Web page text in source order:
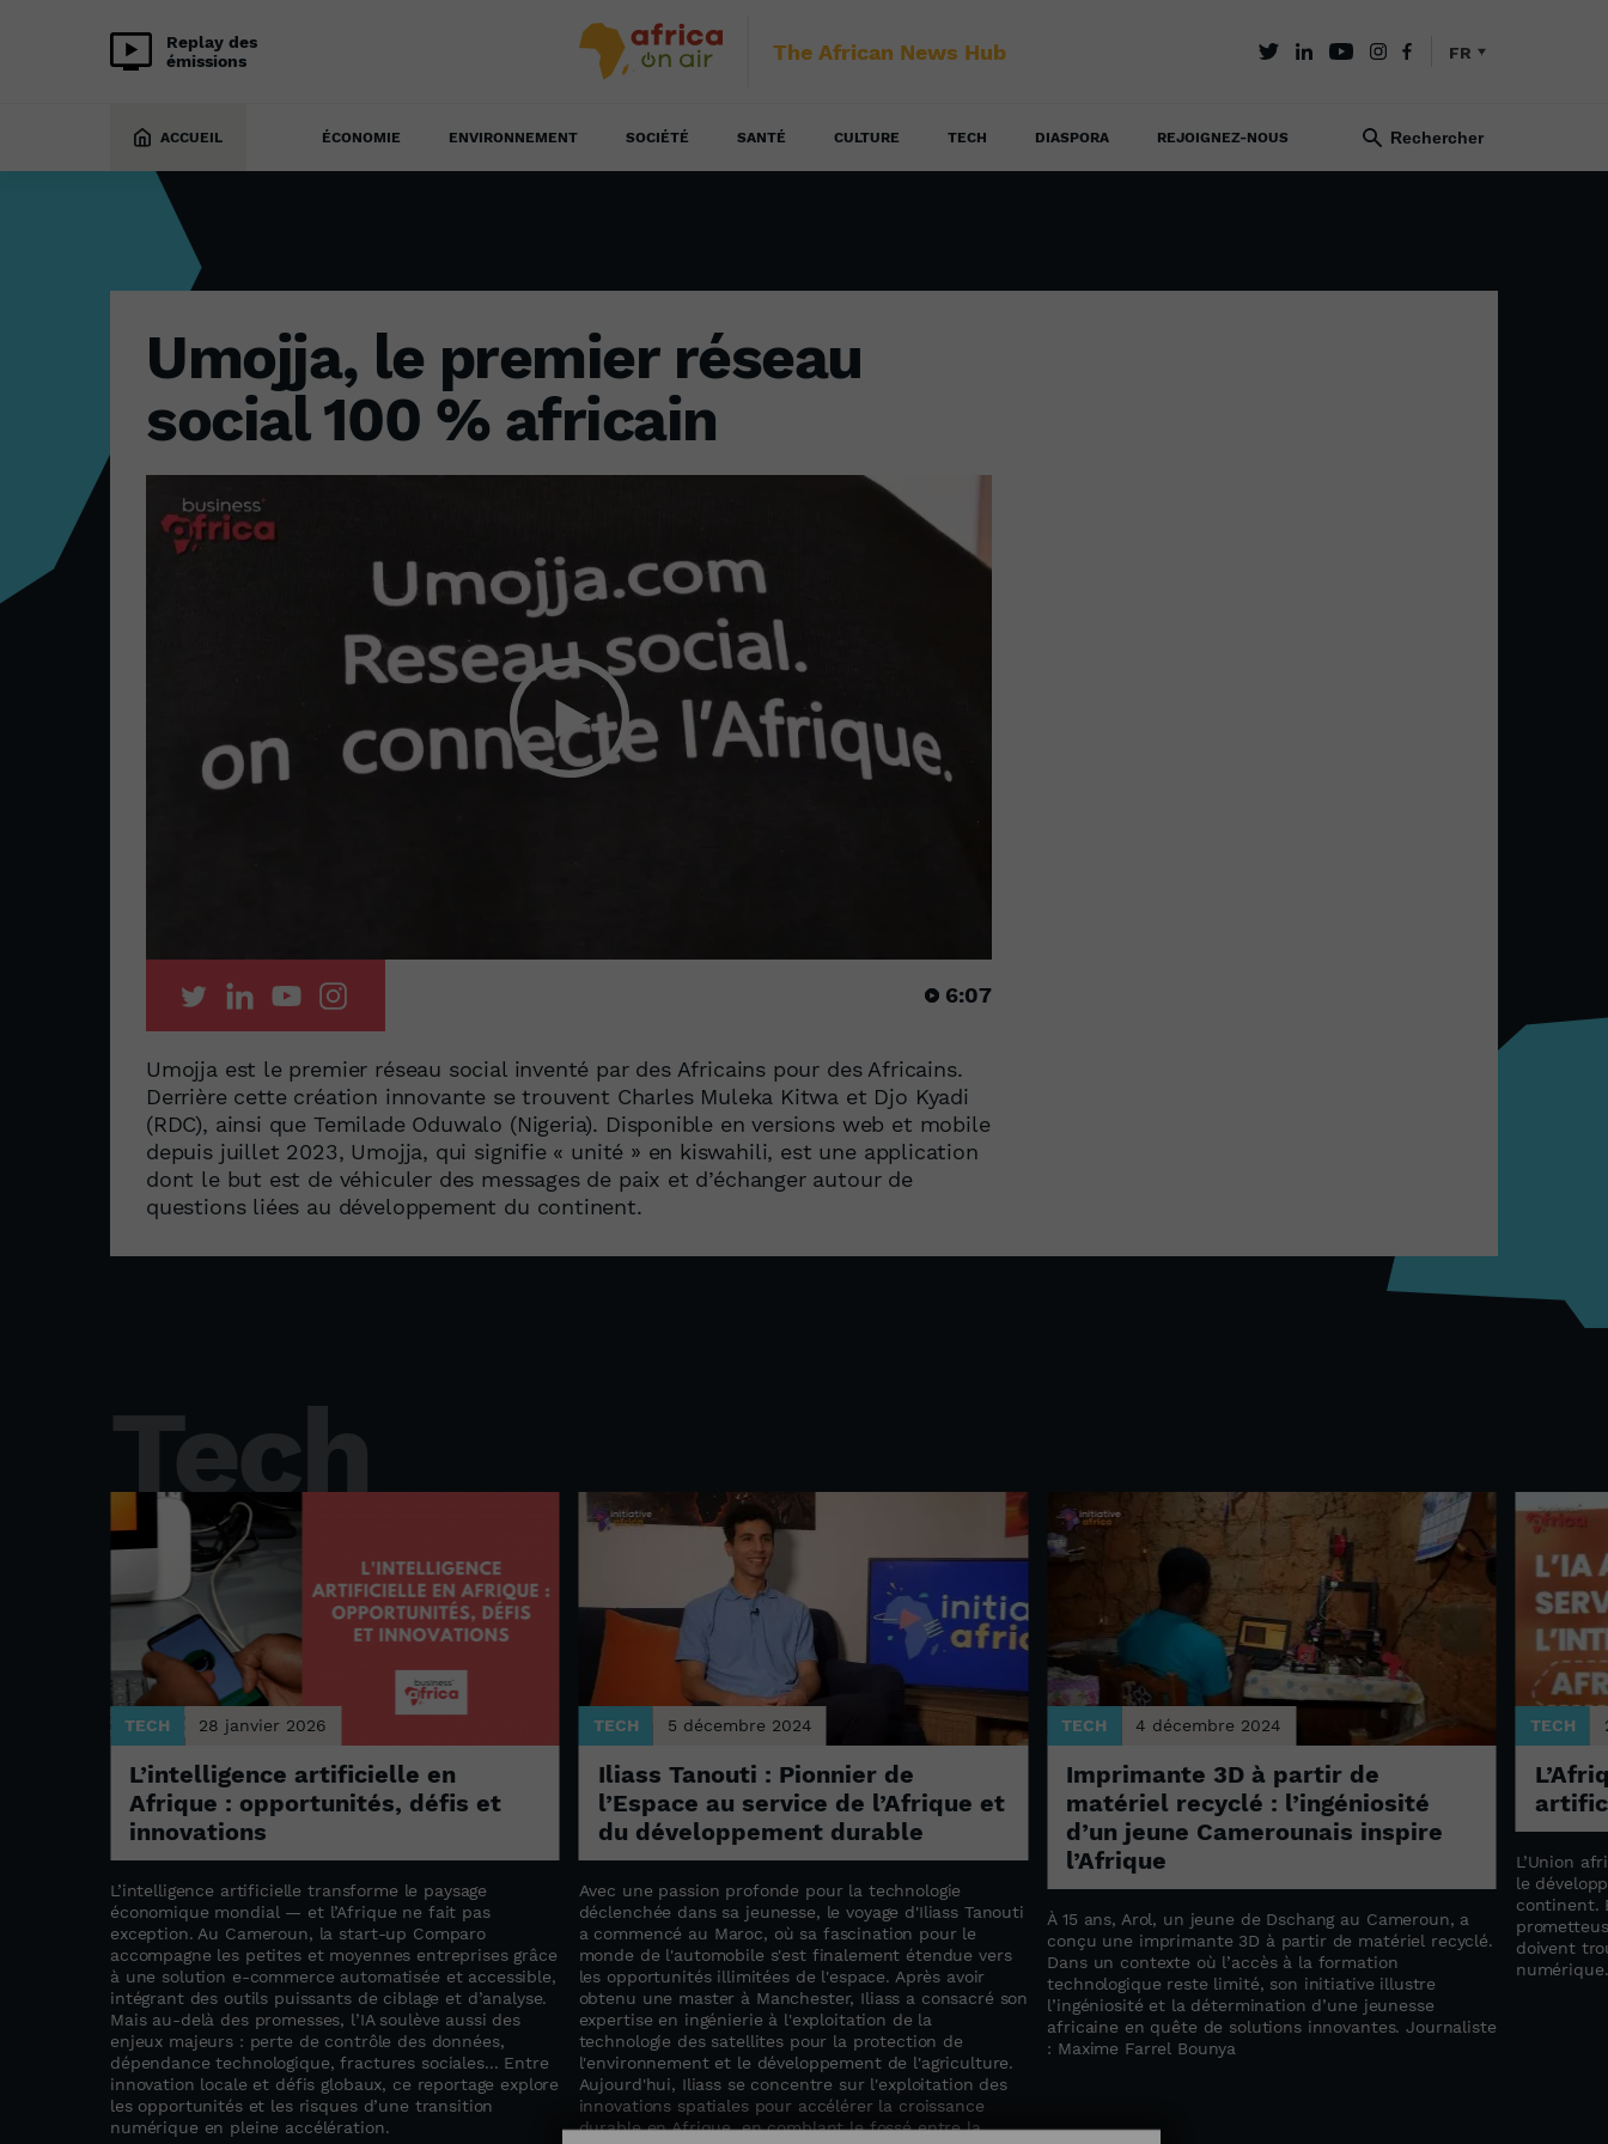
Replay des
émissions
The African News Hub FR
ACCUEIL ÉCONOMIE ENVIRONNEMENT SOCIÉTÉ SANTÉ CULTURE TECH DIASPORA REJOIGNEZ-NOUS
Umojja, le premier réseau
social 100 % africain
6:07
Umojja est le premier réseau social inventé par des Africains pour des Africains.
Derrière cette création innovante se trouvent Charles Muleka Kitwa et Djo Kyadi
(RDC), ainsi que Temilade Oduwalo (Nigeria). Disponible en versions web et mobile
depuis juillet 2023, Umojja, qui signifie « unité » en kiswahili, est une application
dont le but est de véhiculer des messages de paix et d’échanger autour de
questions liées au développement du continent.
Tech
TECH 28 janvier 2026
L’intelligence artificielle en
Afrique : opportunités, défis et
innovations
L’intelligence artificielle transforme le paysage
économique mondial — et l’Afrique ne fait pas
exception. Au Cameroun, la start-up Comparo
accompagne les petites et moyennes entreprises grâce
à une solution e-commerce automatisée et accessible,
intégrant des outils puissants de ciblage et d’analyse.
Mais au-delà des promesses, l’IA soulève aussi des
enjeux majeurs : perte de contrôle des données,
dépendance technologique, fractures sociales... Entre
innovation locale et défis globaux, ce reportage explore
les opportunités et les risques d’une transition
numérique en pleine accélération.
TECH 5 décembre 2024
Iliass Tanouti : Pionnier de
l’Espace au service de l’Afrique et
du développement durable
Avec une passion profonde pour la technologie
déclenchée dans sa jeunesse, le voyage d'Iliass Tanouti
a commencé au Maroc, où sa fascination pour le
monde de l'automobile s'est finalement étendue vers
les opportunités illimitées de l'espace. Après avoir
obtenu une master à Manchester, Iliass a consacré son
expertise en ingénierie à l'exploitation de la
technologie des satellites pour la protection de
l'environnement et le développement de l'agriculture.
Aujourd'hui, Iliass se concentre sur l'exploitation des
innovations spatiales pour accélérer la croissance
durable en Afrique, en comblant le fossé entre la
TECH 4 décembre 2024
Imprimante 3D à partir de
matériel recyclé : l’ingéniosité
d’un jeune Camerounais inspire
l’Afrique
À 15 ans, Arol, un jeune de Dschang au Cameroun, a
conçu une imprimante 3D à partir de matériel recyclé.
Dans un contexte où l’accès à la formation
technologique reste limité, son initiative illustre
l’ingéniosité et la détermination d’une jeunesse
africaine en quête de solutions innovantes. Journaliste
: Maxime Farrel Bounya
TECH
L’Union
le
continent.
doivent